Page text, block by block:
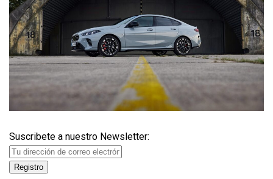
Suscribete a nuestro Newsletter: